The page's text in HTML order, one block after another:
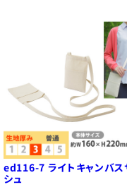
ed116-7 ライトキャンバス
シュ